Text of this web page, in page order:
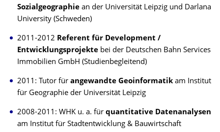
Sozialgeographie an der Universität Leipzig und Darlana
University (Schweden)
2011-2012 Referent für Development /
Entwicklungsprojekte bei der Deutschen Bahn Services
Immobilien GmbH (Studienbegleitend)
2011: Tutor für angewandte Geoinformatik am Institut
für Geographie der Universität Leipzig
2008-2011: WHK u. a. für quantitative Datenanalysen
am Institut für Stadtentwicklung & Bauwirtschaft